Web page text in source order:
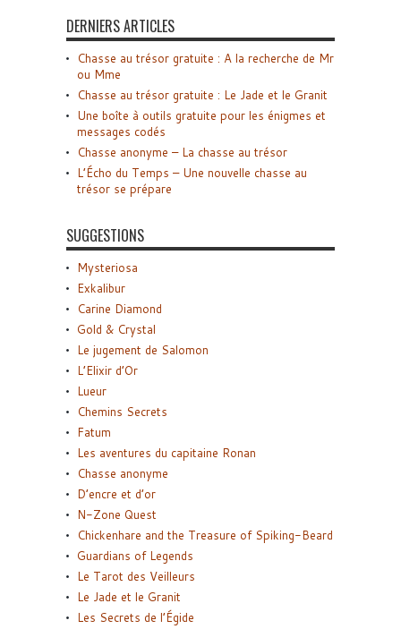
DERNIERS ARTICLES
Chasse au trésor gratuite : A la recherche de Mr
ou Mme
Chasse au trésor gratuite : Le Jade et le Granit
Une boîte à outils gratuite pour les énigmes et
messages codés
Chasse anonyme – La chasse au trésor
L’Écho du Temps – Une nouvelle chasse au
trésor se prépare
SUGGESTIONS
Mysteriosa
Exkalibur
Carine Diamond
Gold & Crystal
Le jugement de Salomon
L’Elixir d’Or
Lueur
Chemins Secrets
Fatum
Les aventures du capitaine Ronan
Chasse anonyme
D’encre et d’or
N-Zone Quest
Chickenhare and the Treasure of Spiking-Beard
Guardians of Legends
Le Tarot des Veilleurs
Le Jade et le Granit
Les Secrets de l’Égide